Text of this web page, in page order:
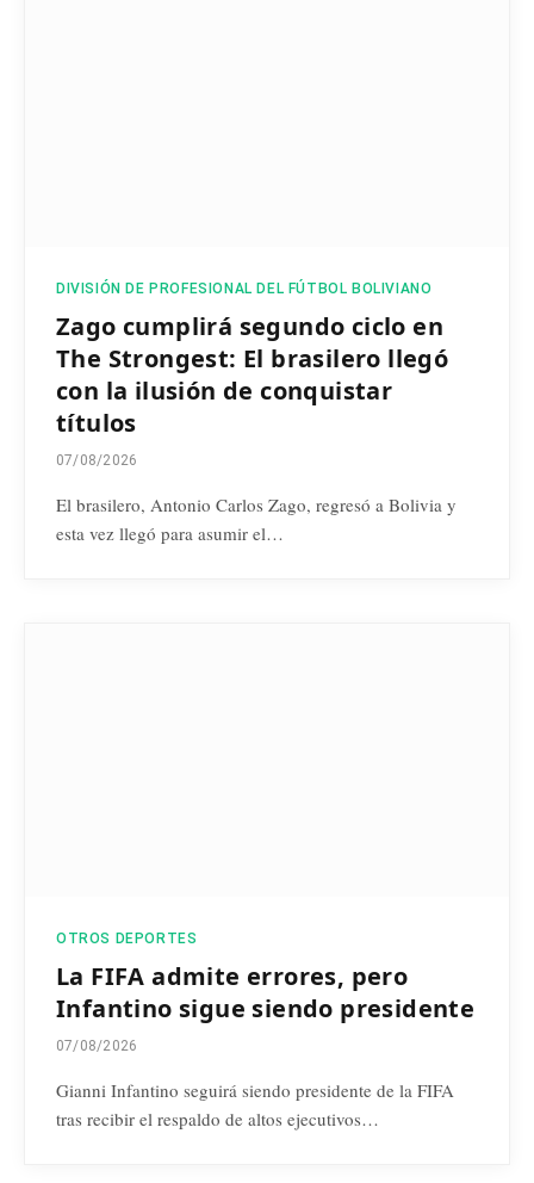
DIVISIÓN DE PROFESIONAL DEL FÚTBOL BOLIVIANO
Zago cumplirá segundo ciclo en
The Strongest: El brasilero llegó
con la ilusión de conquistar
títulos
07/08/2026
El brasilero, Antonio Carlos Zago, regresó a Bolivia y
esta vez llegó para asumir el…
OTROS DEPORTES
La FIFA admite errores, pero
Infantino sigue siendo presidente
07/08/2026
Gianni Infantino seguirá siendo presidente de la FIFA
tras recibir el respaldo de altos ejecutivos…